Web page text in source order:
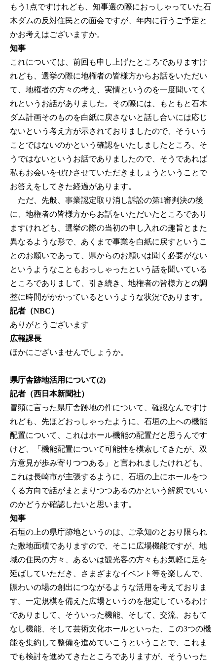
もう1点ですけれども、知事選の際におっしゃっていた石
木ダムの反対住民との面会ですが、年内に行うご予定と
かお考えはございますか。
知事
これについては、前回も申し上げたところでありますけ
れども、選挙の際に地権者の皆様方からお話をいただい
て、地権者の方々の考え、実情というのを一度聞いてく
れというお話がありました。その際には、もともと石木
ダム計画そのものを白紙に戻さないと話し合いには応じ
ないという考え方が示されておりましたので、そういう
ことではないのかという確認をいたしましたところ、そ
うではないというお話でありましたので、そうであれば
私もお会いをぜひさせていただきましょうということで
お答えをしてきた経過があります。
ただ、先般、事業認定取り消し訴訟の第1審判決の後
に、地権者の皆様方からお話をいただいたところであり
ますけれども、選挙の際の当初の申し入れの趣旨とまた
異なるような形で、あくまで事業を白紙に戻すというこ
とのお願いであって、県からのお願いは聞く必要がない
というようなこともおっしゃったという話を聞いている
ところでありまして、引き続き、地権者の皆様方との調
整に時間がかかっているというような状況であります。
記者（NBC）
ありがとうございます
広報課長
ほかにございませんでしょうか。
県庁舎跡地活用について(2)
記者（西日本新聞社）
冒頭に言った県庁舎跡地の件について、確認なんですけ
れども、先ほどおっしゃったように、石垣の上への機能
配置について、これはホール機能の配置だと思うんです
けど、「機能配置について可能性を模索してきたが、双
方意見が歩み寄りつつある」と言われましたけれども、
これは長崎市が主張するように、石垣の上にホールをつ
くる方向で話がまとまりつつあるのかという解釈でいい
のかどうか確認したいと思います。
知事
石垣の上の県庁跡地というのは、ご承知のとおり限られ
た敷地面積でありますので、そこに広場機能ですが、地
域の住民の方々、あるいは観光客の方々もお気軽に足を
延ばしていただき、さまざまなイベント等を楽しんで、
賑わいの場の創出につながるような活用を考えておりま
す。一定規模を備えた広場というのを想定しているわけ
でありまして、そういった機能、そして、交流、おもて
なし機能、そして芸術文化ホールといった、この3つの機
能を集約して整備を進めていこうということで、これま
でも検討を進めてきたところでありますが、そういった